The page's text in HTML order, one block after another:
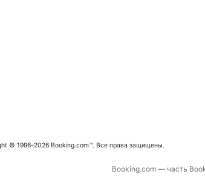
© 1996–2026 Booking.com™. Все права защищены.
Booking.com — часть